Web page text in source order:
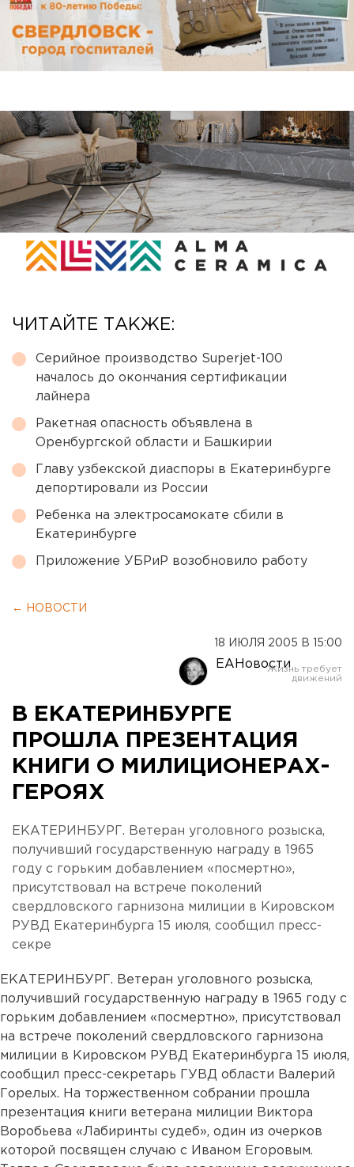
ЧИТАЙТЕ ТАКЖЕ:
Серийное производство Superjet-100
началось до окончания сертификации
лайнера
Ракетная опасность объявлена в
Оренбургской области и Башкирии
Главу узбекской диаспоры в Екатеринбурге
депортировали из России
Ребенка на электросамокате сбили в
Екатеринбурге
Приложение УБРиР возобновило работу
← НОВОСТИ
18 ИЮЛЯ 2005 В 15:00
ЕАНовости
В ЕКАТЕРИНБУРГЕ
ПРОШЛА ПРЕЗЕНТАЦИЯ
КНИГИ О МИЛИЦИОНЕРАХ-
ГЕРОЯХ
ЕКАТЕРИНБУРГ. Ветеран уголовного розыска,
получивший государственную награду в 1965
году с горьким добавлением «посмертно»,
присутствовал на встрече поколений
свердловского гарнизона милиции в Кировском
РУВД Екатеринбурга 15 июля, сообщил пресс-
секре
ЕКАТЕРИНБУРГ. Ветеран уголовного розыска,
получивший государственную награду в 1965 году с
горьким добавлением «посмертно», присутствовал
на встрече поколений свердловского гарнизона
милиции в Кировском РУВД Екатеринбурга 15 июля,
сообщил пресс-секретарь ГУВД области Валерий
Горелых. На торжественном собрании прошла
презентация книги ветерана милиции Виктора
Воробьева «Лабиринты судеб», один из очерков
которой посвящен случаю с Иваном Егоровым.